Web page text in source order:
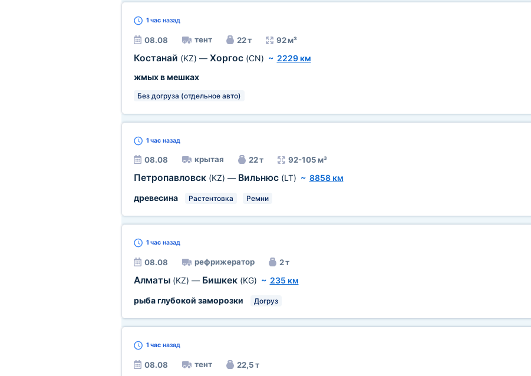
1 часназад
08.08 тент 22 т 92 м³
Костанай (KZ) — Хоргос (CN) ~ 2229 км
жмых в мешках
Без догруза (отдельное авто)
1 часназад
08.08 крытая 22 т 92-105 м³
Петропавловск (KZ) — Вильнюс (LT) ~ 8858 км
древесина
Растентовка Ремни
1 часназад
08.08 рефрижератор 2 т
Алматы (KZ) — Бишкек (KG) ~ 235 км
рыба глубокой заморозки
Догруз
1 часназад
08.08 тент 22,5 т